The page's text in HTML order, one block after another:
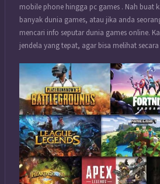
mobile phone hingga pc games . Nah buat
banyak dunia games, atau jika anda
mencari info seputar dunia games online.
jendela yang tepat, agar bisa melihat